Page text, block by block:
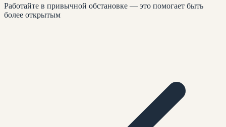
Работайте в привычной обстановке — это помогает быть
более открытым